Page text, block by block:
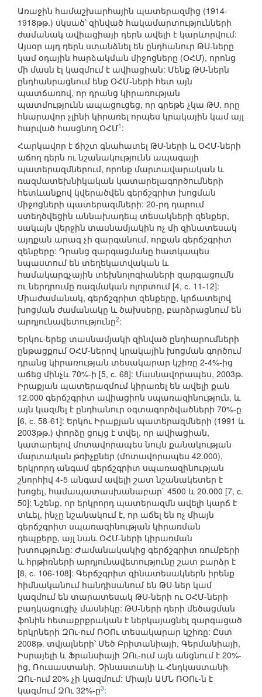
Առաջին համաշխարհային պատերազմից (1914-
1918թթ.) սկսած՝ զինված հակամարտությունների
ժամանակ ավիացիայի դերն ավելի է կարևորվում:
Այսօր այդ դերն ստանձնել են ընդհանուր ԹՍ-ները
կամ օդային հարձակման միջոցները (ՕՀՄ), որոնց
մի մասն էլ կազմում է ավիացիան: Մենք ԹՍ-ներն
ընդհանրացնում ենք ՕՀՄ-ների հետ այն
պատճառով, որ դրանց կիրառության
պատմությունն ապացուցեց, որ գրեթե չկա ԹՍ, որը
հնարավոր չլինի կիրառել որպես կրակային կամ այլ
հարված հասցնող ՕՀՄ1 :
Հարկավոր է ճիշտ գնահատել ԹՍ-ների և ՕՀՄ-ների
աճող դերն ու նշանակությունն ապագայի
պատերազմներում, որոնք մարտավարական և
ռազմատեխնիկական կատարելագործումների
հետևանքով կվերածվեն գերճշգրիտ խոցման
միջոցների պատերազմների: 20-րդ դարում
ստեղծվեցին աննախադեպ տեսակների զենքեր,
սակայն վերջին տասնամյակին ոչ մի զինատեսակ
այդքան արագ չի զարգանում, որքան գերճշգրիտ
զենքերը: Դրանց զարգացմանը հատկապես
նպաստում են տեղեկատվական և
համակարգչային տեխնոլոգիաների զարգացումն
ու ներդրումը ռազմական ոլորտում [4, с. 11-12]:
Միաժամանակ, գերճշգրիտ զենքերը, կրճատելով
խոցման ժամանակը և ծախսերը, բարձրացնում են
արդյունավետությունը2:
Երկու-երեք տասնամյակի զինված ընդհարումների
ընթացքում ՕՀՄ-ներով կրակային խոցման գործում
դրանց կիրառության տեսակարար կշիռը 2-4%-ից
աճեց մինչև 70%-ի [5, с. 68]: Մասնավորապես, 2003թ.
Իրաքյան պատերազմում կիրառել են ավելի քան
12.000 գերճշգրիտ ավիացիոն սպառազինություն, և
այն կազմել է ընդհանուր օգտագործվածների 70%-ը
[6, с. 58-61]: Երկու Իրաքյան պատերազմների (1991 և
2003թթ.) փորձը ցույց է տվել, որ ավիացիան,
կատարելով մոտավորապես նույն քանակության
մարտական թռիչքներ (մոտավորապես 42.000),
երկրորդ անգամ գերճշգրիտ սպառազինության
շնորհիվ 4-5 անգամ ավելի շատ նշանակետեր է
խոցել, համապատասխանաբար` 4500 և 20.000 [7, с.
50]: Նշենք, որ երկրորդ պատերազմն ավելի կարճ է
տևել, ինչը նշանակում է, որ աճել են ոչ միայն
գերճշգրիտ սպառազինության կիրառման
դեպքերը, այլ նաև ՕՀՄ-ների կիրառման
խտությունը: Ժամանակակից գերճշգրիտ ռումբերի
և հրթիռների արդյունավետությունը շատ բարձր է
[8, с. 106-108]: Գերճշգրիտ զինատեսակներն իրենք
հիմնականում հանդիսանում են ԹՍ-ներ կամ
կազմում են տարատեսակ ԹՍ-ների ու ՕՀՄ-ների
բաղկացուցիչ մասնիկը: ԹՍ-ների դերի մեծացման
ֆոնին հետաքրքրական է ներկայացնել զարգացած
երկրների ԶՈւ-ում ՌՕՈւ տեսակարար կշիռը: Ըստ
2008թ. տվյալների՝ Մեծ Բրիտանիայի, Գերմանիայի,
Իսրայելի և Ֆրանսիայի ԶՈւ-ում այն անցնում է 20%-
ից, Ռուսաստանի, Չինաստանի և Հնդկաստանի
ԶՈւ-ում 20% չի կազմում: Միայն ԱՄՆ ՌՕՈւ-ն է
կազմում ԶՈւ 32%-ը3: